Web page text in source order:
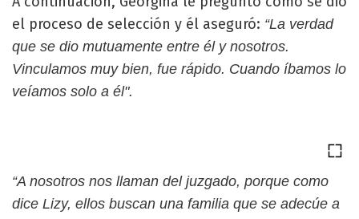
el proceso de selección y él aseguró: “La verdad
que se dio mutuamente entre él y nosotros.
Vinculamos muy bien, fue rápido. Cuando íbamos lo
veíamos solo a él".
“A nosotros nos llaman del juzgado, porque como
dice Lizy, ellos buscan una familia que se adecúe a